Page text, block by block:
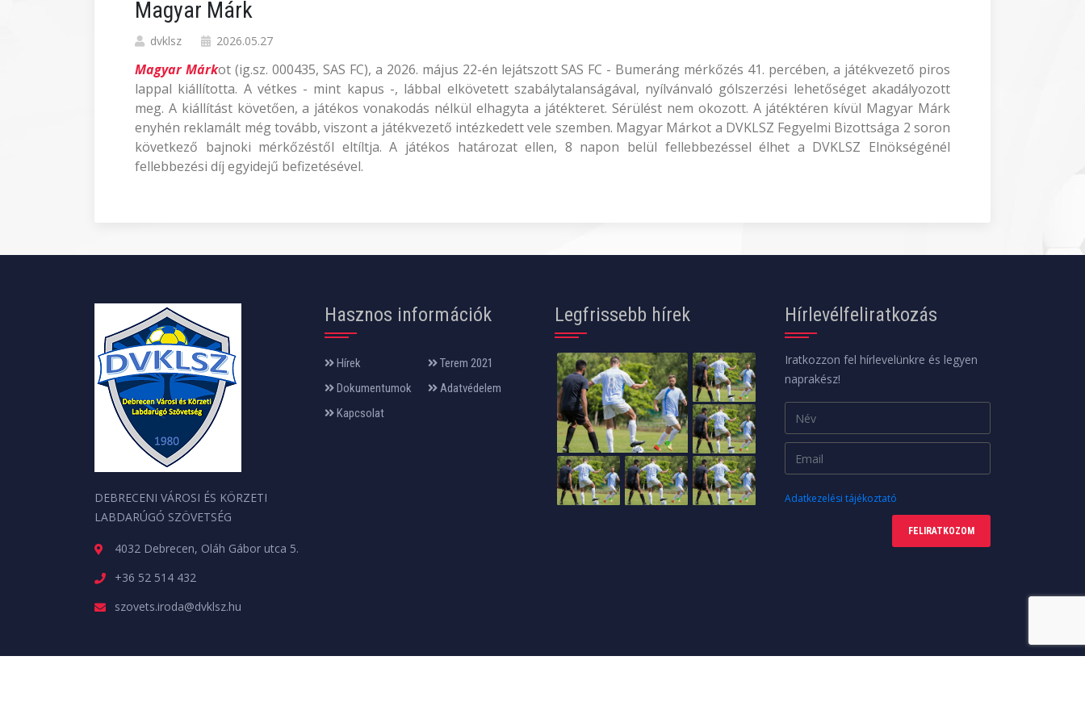
Magyar Márk
dvklsz 2026.05.27
Magyar Márkot (ig.sz. 000435, SAS FC), a 2026. május 22-én lejátszott SAS FC - Bumeráng mérkőzés 41. percében, a játékvezető piros
lappal kiállította. A vétkes - mint kapus -, lábbal elkövetett szabálytalanságával, nyílvánvaló gólszerzési lehetőséget akadályozott
meg. A kiállítást követően, a játékos vonakodás nélkül elhagyta a játékteret. Sérülést nem okozott. A játéktéren kívül Magyar Márk
enyhén reklamált még tovább, viszont a játékvezető intézkedett vele szemben. Magyar Márkot a DVKLSZ Fegyelmi Bizottsága 2 soron
következő bajnoki mérkőzéstől eltíltja. A játékos határozat ellen, 8 napon belül fellebbezéssel élhet a DVKLSZ Elnökségénél
fellebbezési díj egyidejű befizetésével.
DEBRECENI VÁROSI ÉS KÖRZETI
LABDARÚGÓ SZÖVETSÉG
4032 Debrecen, Oláh Gábor utca 5.
+36 52 514 432
szovets.iroda@dvklsz.hu
Hasznos információk
Hírek
Terem 2021
Dokumentumok
Adatvédelem
Kapcsolat
Legfrissebb hírek Hírlevélfeliratkozás
Iratkozzon fel hírlevelünkre és legyen
naprakész!
Adatkezelési tájékoztató
FELIRATKOZOM